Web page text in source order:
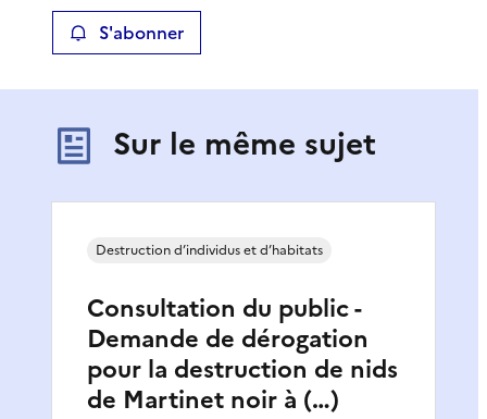
S'abonner
Sur le même sujet
Consultation du public -
Demande de dérogation
pour la destruction de nids
de Martinet noir à (…)
Destruction d’individus et d’habitats